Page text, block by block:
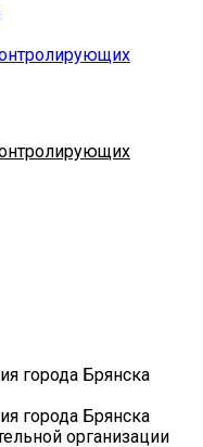
города Брянска
города Брянска
организации